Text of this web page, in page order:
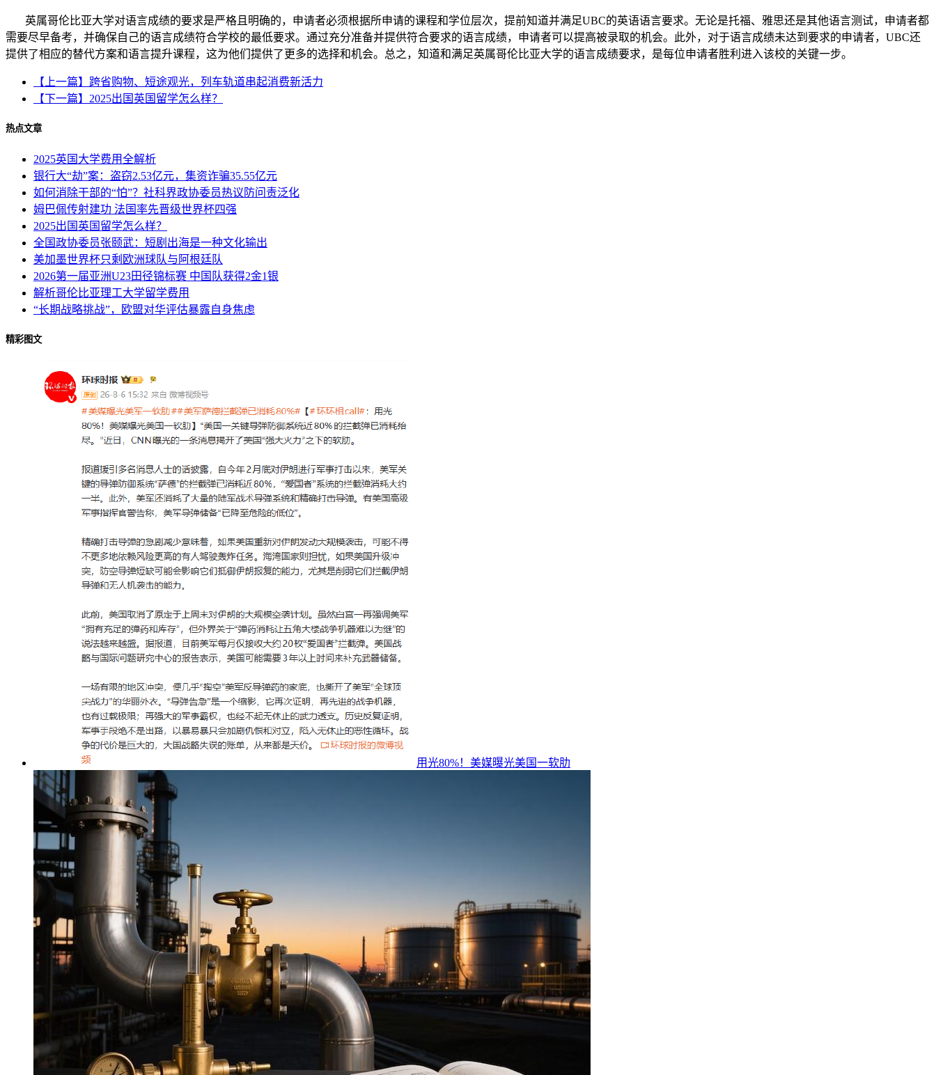
英属哥伦比亚大学对语言成绩的要求是严格且明确的，申请者必须根据所申请的课程和学位层次，提前知道并满足UBC的英语语言要求。无论是托福、雅思还是其他语言测试，申请者都
需要尽早备考，并确保自己的语言成绩符合学校的最低要求。通过充分准备并提供符合要求的语言成绩，申请者可以提高被录取的机会。此外，对于语言成绩未达到要求的申请者，UBC还
提供了相应的替代方案和语言提升课程，这为他们提供了更多的选择和机会。总之，知道和满足英属哥伦比亚大学的语言成绩要求，是每位申请者胜利进入该校的关键一步。
【上一篇】跨省购物、短途观光，列车轨道串起消费新活力
【下一篇】2025出国英国留学怎么样？
热点文章
2025英国大学费用全解析
银行大“劫”案：盗窃2.53亿元，集资诈骗35.55亿元
如何消除干部的“怕”？社科界政协委员热议防问责泛化
姆巴佩传射建功 法国率先晋级世界杯四强
2025出国英国留学怎么样？
全国政协委员张颐武：短剧出海是一种文化输出
美加墨世界杯只剩欧洲球队与阿根廷队
2026第一届亚洲U23田径锦标赛 中国队获得2金1银
解析哥伦比亚理工大学留学费用
“长期战略挑战”，欧盟对华评估暴露自身焦虑
精彩图文
用光80%！美媒曝光美国一软肋